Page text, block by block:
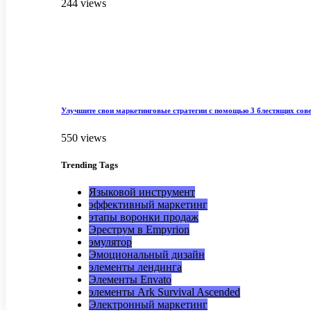
244 views
Улучшите свои маркетинговые стратегии с помощью 3 блестящих
550 views
Trending Tags
Языковой инструмент
эффективный маркетинг
этапы воронки продаж
Эреструм в Empyrion
эмулятор
Эмоциональный дизайн
элементы лендинга
Элементы Envato
элементы Ark Survival Ascended
Электронный маркетинг